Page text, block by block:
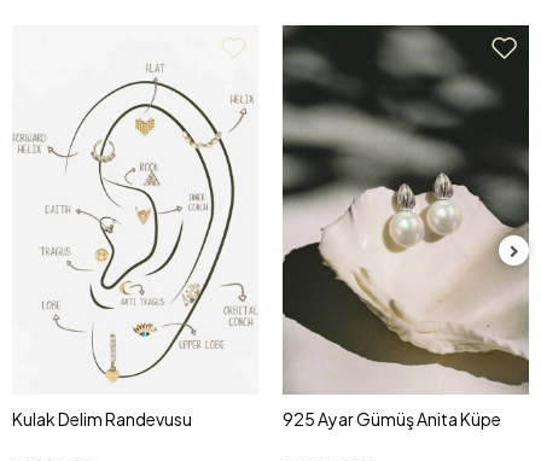
Kulak Delim Randevusu 925 Ayar Gümüş Anita Küpe